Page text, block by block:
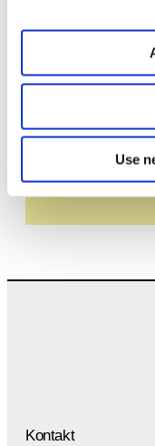
Use
E-Mail-Adresse
Sie der
speziell zum
Kontakt